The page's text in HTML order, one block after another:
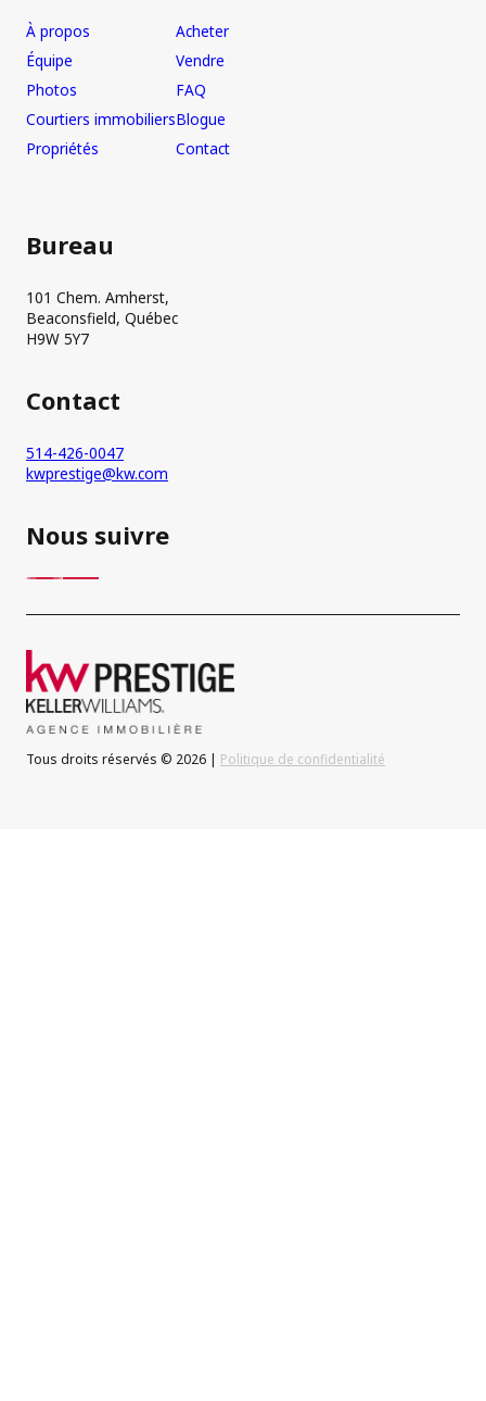
À propos
Équipe
Photos
Courtiers immobiliers
Propriétés
Acheter
Vendre
FAQ
Blogue
Contact
Bureau
101 Chem. Amherst,
Beaconsfield, Québec
H9W 5Y7
Contact
514-426-0047
kwprestige@kw.com
Nous suivre
Tous droits réservés © 2026 | Politique de confidentialité